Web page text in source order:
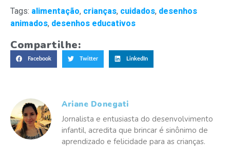
Tags: alimentação, crianças, cuidados, desenhos
animados, desenhos educativos
Compartilhe:
Facebook Twitter LinkedIn
Ariane Donegati
Jornalista e entusiasta do desenvolvimento
infantil, acredita que brincar é sinônimo de
aprendizado e felicidade para as crianças.